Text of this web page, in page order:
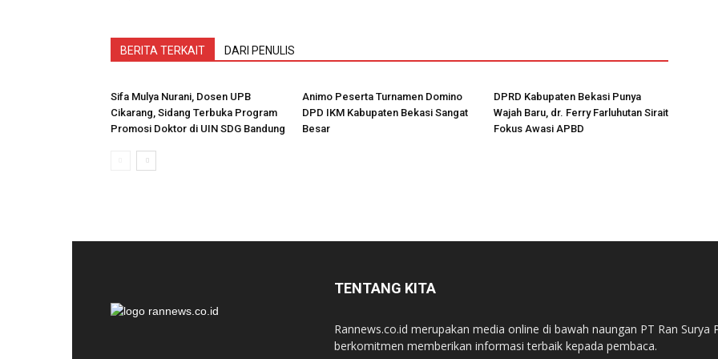
BERITA TERKAIT DARI PENULIS
Sifa Mulya Nurani, Dosen UPB
Cikarang, Sidang Terbuka Program
Promosi Doktor di UIN SDG Bandung
Animo Peserta Turnamen Domino
DPD IKM Kabupaten Bekasi Sangat
Besar
DPRD Kabupaten Bekasi Punya
Wajah Baru, dr. Ferry Farluhutan Sirait
Fokus Awasi APBD
TENTANG KITA
Rannews.co.id merupakan media online di bawah naungan PT Ran Surya
berkomitmen memberikan informasi terbaik kepada pembaca.